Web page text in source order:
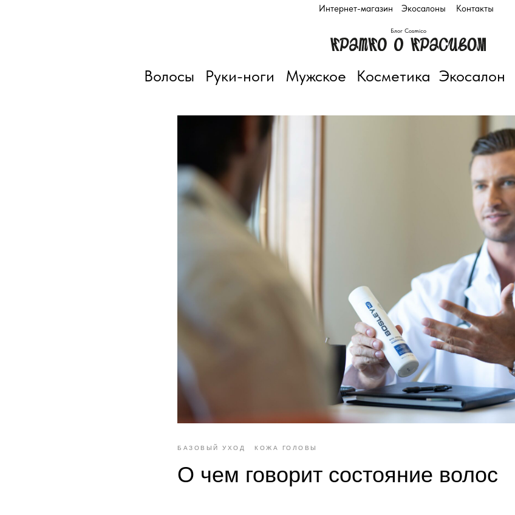
Интернет-магазин Экосалоны Контакты
Блог Cosmico
Мужское Экосалон
Руки-ноги
Волосы Косметика
БАЗОВЫЙ УХОД КОЖА ГОЛОВЫ
О чем говорит состояние волос